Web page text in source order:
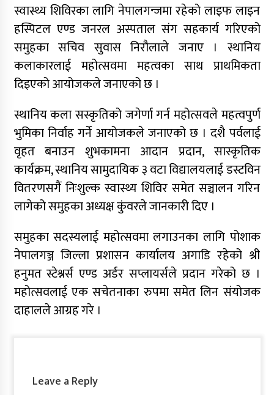
स्वास्थ्य शिविरका लागि नेपालगन्जमा रहेको लाइफ लाइन
हस्पिटल एण्ड जनरल अस्पताल संग सहकार्य गरिएको
समुहका सचिव सुवास निरौलाले जनाए । स्थानिय
कलाकारलाई महोत्सवमा महत्वका साथ प्राथमिकता
दिइएको आयोजकले जनाएको छ ।
स्थानिय कला सस्कृतिको जगेर्णा गर्न महोत्सवले महत्वपुर्ण
भुमिका निर्वाह गर्ने आयोजकले जनाएको छ । दशै पर्वलाई
वृहत बनाउन शुभकामना आदान प्रदान, सास्कृतिक
कार्यक्रम, स्थानिय सामुदायिक ३ वटा विद्यालयलाई डस्टविन
वितरणसगैं निःशुल्क स्वास्थ्य शिविर समेत सञ्चालन गरिन
लागेको समुहका अध्यक्ष कुंवरले जानकारी दिए ।
समुहका सदस्यलाई महोत्सवमा लगाउनका लागि पोशाक
नेपालगञ्ज जिल्ला प्रशासन कार्यालय अगाडि रहेको श्री
हनुमत स्टेश्नर्स एण्ड अर्डर सप्लायर्सले प्रदान गरेको छ ।
महोत्सवलाई एक सचेतनाका रुपमा समेत लिन संयोजक
दाहालले आग्रह गरे ।
Leave a Reply